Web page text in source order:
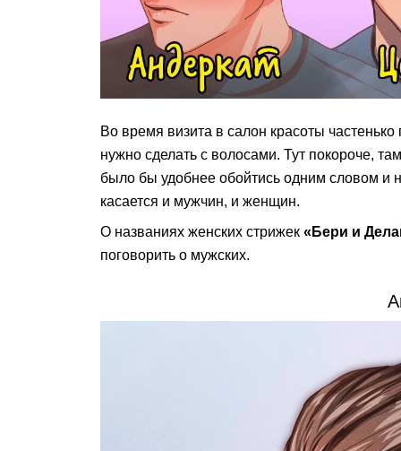
Во время визита в салон красоты
нужно сделать с волосами. Тут покороче,
было бы удобнее обойтись одним словом и
касается и мужчин, и женщин.
О названиях женских стрижек «Бери и
поговорить о мужских.